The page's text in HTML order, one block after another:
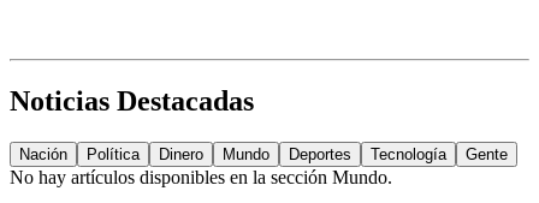
Noticias Destacadas
Nación Política Dinero Mundo Deportes Tecnología Gente
No hay artículos disponibles en la sección Mundo.